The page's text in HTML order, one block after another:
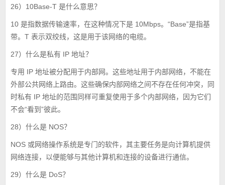
26）10Base-T 是什么意思？
10 是指数据传输速率，在这种情况下是 10Mbps。“Base”是指基
带。T 表示双绞线，这是用于该网络的电缆。
27）什么是私有 IP 地址？
专用 IP 地址被分配用于内部网。这些地址用于内部网络，不能在
外部公共网络上路由。这些确保内部网络之间不存在任何冲突，同
时私有 IP 地址的范围同样可重复使用于多个内部网络，因为它们
不会“看到”彼此。
28）什么是 NOS？
NOS 或网络操作系统是专门的软件，其主要任务是向计算机提供
网络连接，以便能够与其他计算机和连接的设备进行通信。
29）什么是 DoS？